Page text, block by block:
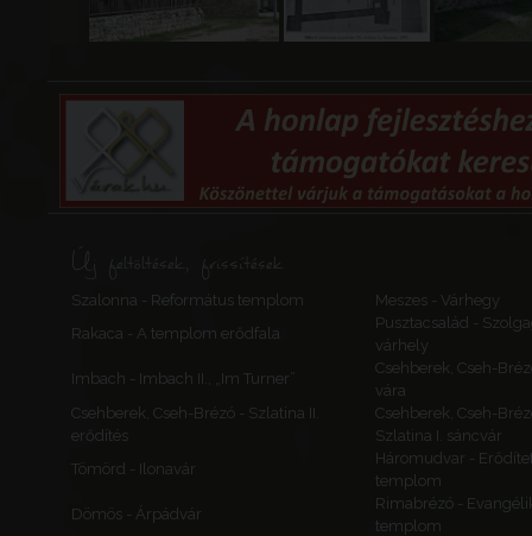
Új feltöltések, frissítések
Szalonna - Református templom
Meszes - Várhegy
Rakaca - A templom erődfala
Pusztacsalád -
várhely
Imbach - Imbach II., „Im Turner”
Csehberek, Cseh-
vára
Csehberek, Cseh-Brézó - Szlatina II.
erődítés
Csehberek, Cseh-
Szlatina I. sáncvár
Tömörd - Ilonavár
Háromudvar -
templom
Dömös - Árpádvár
Rimabrézó -
templom